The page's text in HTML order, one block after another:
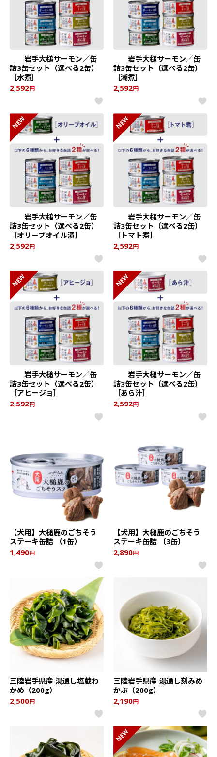
岩手大槌サーモン／缶
詰3缶セット（選べる2缶）
［水煮］
2,592円
岩手大槌サーモン／缶
詰3缶セット（選べる2缶）
［潮煮］
2,592円
NEW
岩手大槌サーモン／缶
詰3缶セット（選べる2缶）
［オリーブオイル漬］
2,592円
NEW
岩手大槌サーモン／缶
詰3缶セット（選べる2缶）
［トマト煮］
2,592円
NEW
岩手大槌サーモン／缶
詰3缶セット（選べる2缶）
［アヒージョ］
2,592円
NEW
岩手大槌サーモン／缶
詰3缶セット（選べる2缶）
［あら汁］
2,592円
【犬用】大槌鹿のごちそう
ステーキ缶詰 （1缶）
1,490円
【犬用】大槌鹿のごちそう
ステーキ缶詰 （3缶）
2,890円
三陸岩手県産 湯通し塩蔵わ
かめ（200g）
2,500円
三陸岩手県産 湯通し刻みめ
かぶ（200g）
2,190円
NEW